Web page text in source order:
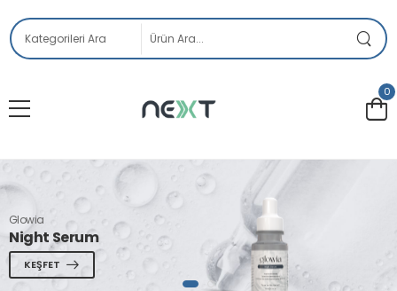
0
Glowia
Night Serum
KEŞFET